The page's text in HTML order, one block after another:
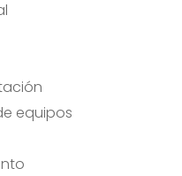
equipos